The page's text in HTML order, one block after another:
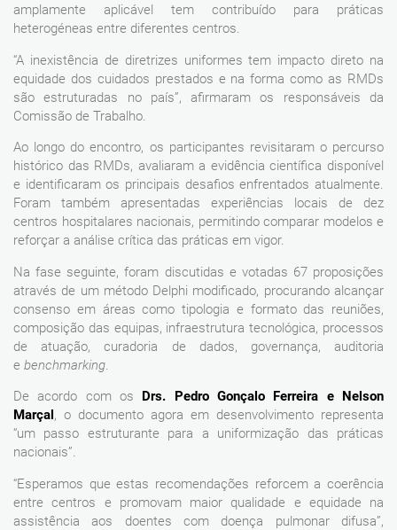
amplamente aplicável tem contribuído para práticas
heterogéneas entre diferentes centros.
“A inexistência de diretrizes uniformes tem impacto direto na
equidade dos cuidados prestados e na forma como as RMDs
são estruturadas no país”, afirmaram os responsáveis da
Comissão de Trabalho.
Ao longo do encontro, os participantes revisitaram o percurso
histórico das RMDs, avaliaram a evidência científica disponível
e identificaram os principais desafios enfrentados atualmente.
Foram também apresentadas experiências locais de dez
centros hospitalares nacionais, permitindo comparar modelos e
reforçar a análise crítica das práticas em vigor.
Na fase seguinte, foram discutidas e votadas 67 proposições
através de um método Delphi modificado, procurando alcançar
consenso em áreas como tipologia e formato das reuniões,
composição das equipas, infraestrutura tecnológica, processos
de atuação, curadoria de dados, governança, auditoria
e benchmarking.
De acordo com os
Drs. Pedro Gonçalo Ferreira e Nelson
Marçal , o documento agora em desenvolvimento representa
“um passo estruturante para a uniformização das práticas
nacionais”.
“Esperamos que estas recomendações reforcem a coerência
entre centros e promovam maior qualidade e equidade na
assistência aos doentes com doença pulmonar difusa”,